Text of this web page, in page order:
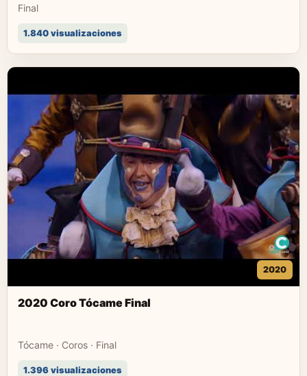
Final
1.840 visualizaciones
2020
2020 Coro Tócame Final
Tócame · Coros · Final
1.396 visualizaciones